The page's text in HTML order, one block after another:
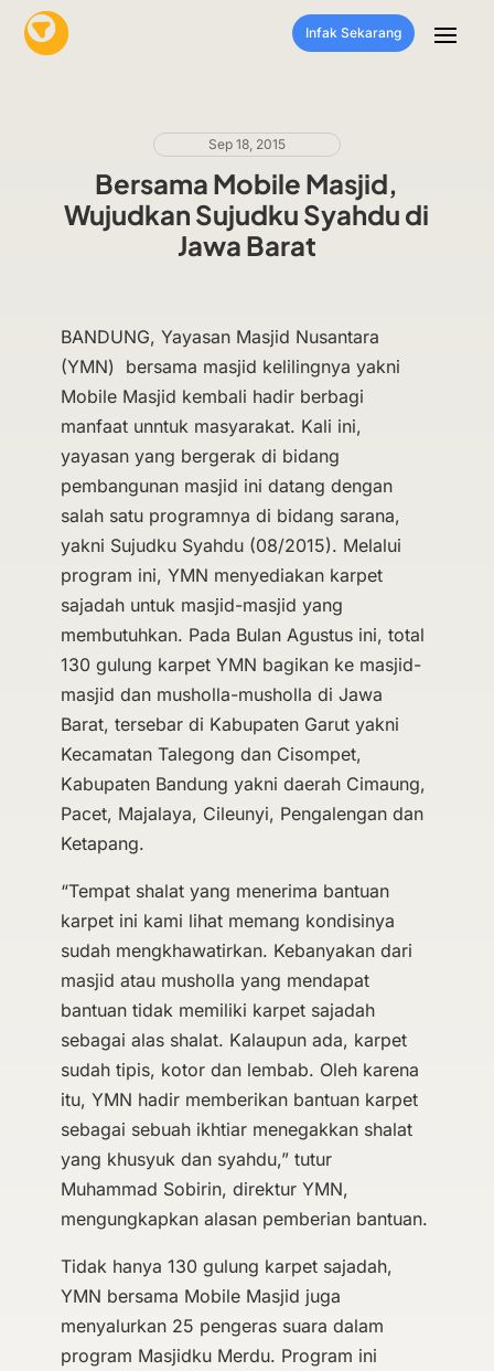
Infak Sekarang
Sep 18, 2015
Bersama Mobile Masjid,
Wujudkan Sujudku Syahdu di
Jawa Barat
BANDUNG, Yayasan Masjid Nusantara
(YMN) bersama masjid kelilingnya yakni
Mobile Masjid kembali hadir berbagi
manfaat unntuk masyarakat. Kali ini,
yayasan yang bergerak di bidang
pembangunan masjid ini datang dengan
salah satu programnya di bidang sarana,
yakni Sujudku Syahdu (08/2015). Melalui
program ini, YMN menyediakan karpet
sajadah untuk masjid-masjid yang
membutuhkan. Pada Bulan Agustus ini, total
130 gulung karpet YMN bagikan ke masjid-
masjid dan musholla-musholla di Jawa
Barat, tersebar di Kabupaten Garut yakni
Kecamatan Talegong dan Cisompet,
Kabupaten Bandung yakni daerah Cimaung,
Pacet, Majalaya, Cileunyi, Pengalengan dan
Ketapang.
“Tempat shalat yang menerima bantuan
karpet ini kami lihat memang kondisinya
sudah mengkhawatirkan. Kebanyakan dari
masjid atau musholla yang mendapat
bantuan tidak memiliki karpet sajadah
sebagai alas shalat. Kalaupun ada, karpet
sudah tipis, kotor dan lembab. Oleh karena
itu, YMN hadir memberikan bantuan karpet
sebagai sebuah ikhtiar menegakkan shalat
yang khusyuk dan syahdu,” tutur
Muhammad Sobirin, direktur YMN,
mengungkapkan alasan pemberian bantuan.
Tidak hanya 130 gulung karpet sajadah,
YMN bersama Mobile Masjid juga
menyalurkan 25 pengeras suara dalam
program Masjidku Merdu. Program ini